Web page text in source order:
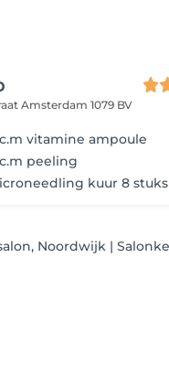
Amsterdam 1079 BV
vitamine ampoule
peeling
kuur 8 stuks